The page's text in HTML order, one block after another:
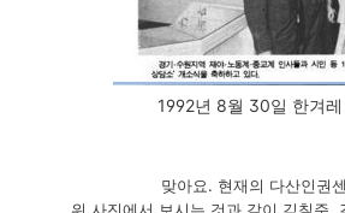
1992년 8월 30일 한겨
맞아요. 현재의 다산인권